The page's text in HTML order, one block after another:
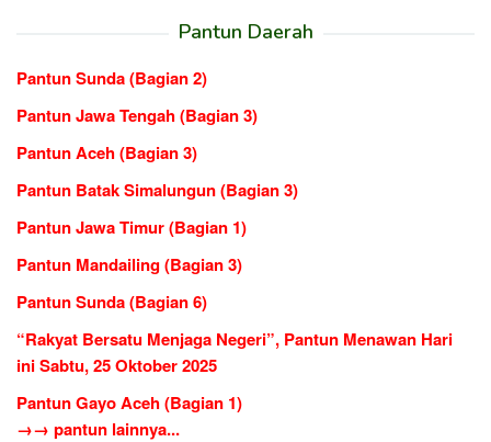
Pantun Daerah
Pantun Sunda (Bagian 2)
Pantun Jawa Tengah (Bagian 3)
Pantun Aceh (Bagian 3)
Pantun Batak Simalungun (Bagian 3)
Pantun Jawa Timur (Bagian 1)
Pantun Mandailing (Bagian 3)
Pantun Sunda (Bagian 6)
“Rakyat Bersatu Menjaga Negeri”, Pantun Menawan Hari
ini Sabtu, 25 Oktober 2025
Pantun Gayo Aceh (Bagian 1)
→→ pantun lainnya...